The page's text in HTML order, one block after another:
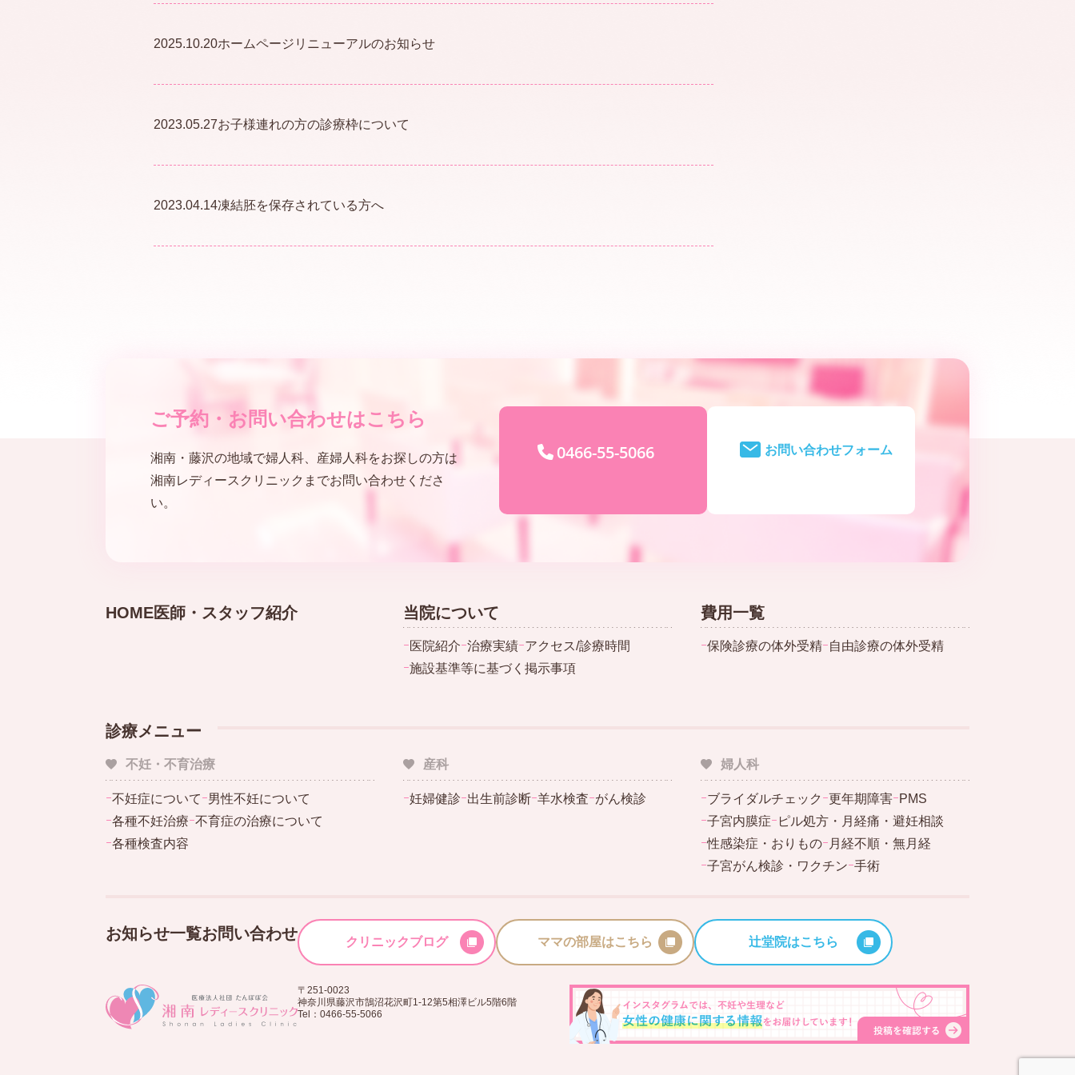
2025.10.20ホームページリニューアルのお知らせ
2023.05.27お子様連れの方の診療枠について
2023.04.14凍結胚を保存されている方へ
ご予約・ お問い合わせはこちら
湘南・藤沢の地域で婦人科、産婦人科をお探しの方は
湘南レディースクリニックまでお問い合わせくださ
い。
0466-55-5066 お問い合わせフォーム
HOME医師・スタッフ紹介 当院について
ｰ医院紹介ｰ治療実績ｰアクセス/診療時間
ｰ施設基準等に基づく掲示事項
費用一覧
ｰ保険診療の体外受精ｰ自由診療の体外受精
診療メニュー
不妊・不育治療
ｰ不妊症についてｰ男性不妊について
ｰ各種不妊治療ｰ不育症の治療について
ｰ各種検査内容
産科
ｰ妊婦健診ｰ出生前診断ｰ羊水検査ｰがん検診
婦人科
ｰブライダルチェック ｰ更年期障害ｰPMS
ｰ子宮内膜症ｰ ピル処方・月経痛・避妊相談
ｰ性感染症・おりものｰ 月経不順・無月経
ｰ子宮がん検診・ワクチンｰ手術
お知らせ一覧お問い合わせ クリニックブログ ママの部屋はこちら 辻堂院はこちら
〒251-0023
神奈川県藤沢市鵠沼花沢町1-12第5相澤ビル5階6階
Tel：0466-55-5066